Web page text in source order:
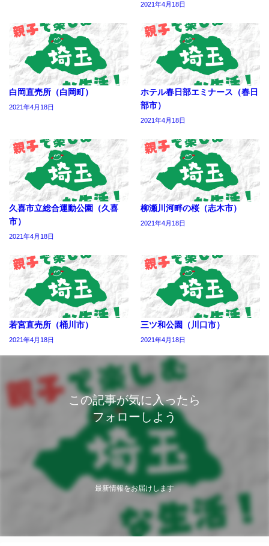
2021年4月18日
白岡直売所（白岡町）
2021年4月18日
ホテル春日部エミナース（春日
部市）
2021年4月18日
久喜市立総合運動公園（久喜
市）
2021年4月18日
柳瀬川河畔の桜（志木市）
2021年4月18日
若宮直売所（桶川市）
2021年4月18日
三ツ和公園（川口市）
2021年4月18日
この記事が気に入ったら
フォローしよう
最新情報をお届けします